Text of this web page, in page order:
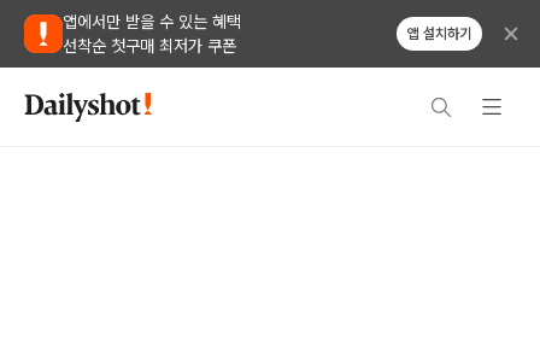
앱에서만 받을 수 있는 혜택
선착순 첫구매 최저가 쿠폰
앱 설치하기